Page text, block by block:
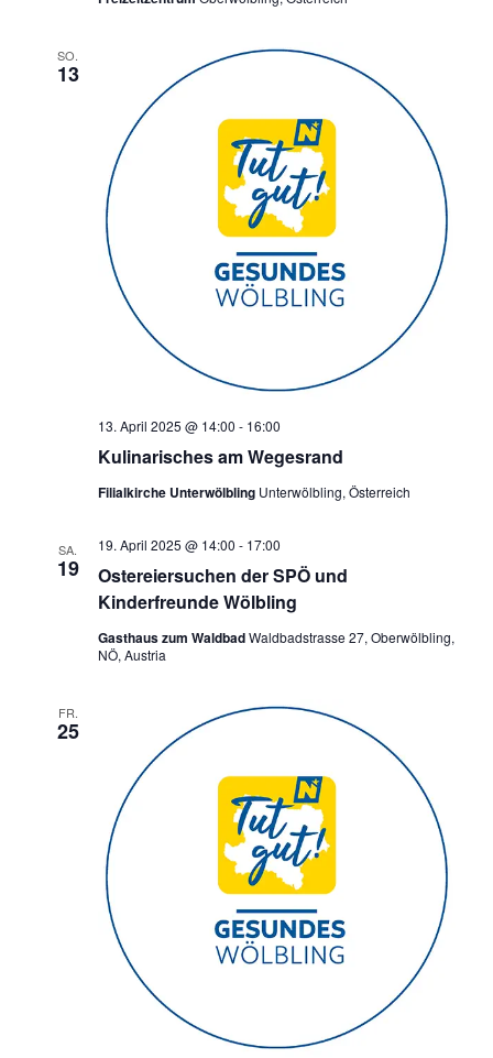
SO.
13
Kulinarisches am Wegesrand
13. April 2025 @ 14:00 - 16:00
Filialkirche Unterwölbling Unterwölbling, Österreich
SA.
19
Ostereiersuchen der SPÖ und
Kinderfreunde Wölbling
19. April 2025 @ 14:00 - 17:00
Gasthaus zum WaldbadWaldbadstrasse 27, Oberwölbling,
NÖ, Austria
FR.
25